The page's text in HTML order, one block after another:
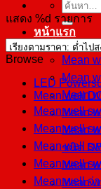
ค้นหา:
หน้าแรก
สินค้า
Mean
Mean
Mean
Mean
Mean
ชนิด
Mean
Mean
แสดง %d รายการ
Browse
LED
Mean well
Mean well
Mean well
Mean well
Mean well
Mean well จ่